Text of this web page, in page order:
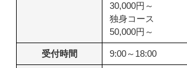
30,000円～
独身コース
50,000円～
受付時間 9:00～18:00